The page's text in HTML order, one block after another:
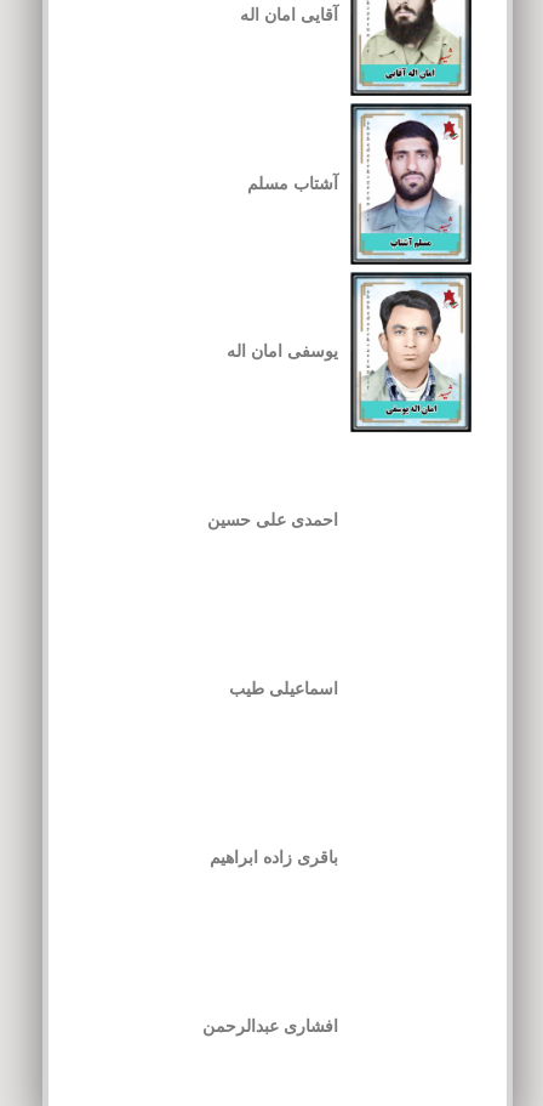
آقایی امان اله
آشتاب مسلم
یوسفی امان اله
احمدی علی حسین
اسماعیلی طیب
باقری زاده ابراهیم
افشاری عبدالرحمن